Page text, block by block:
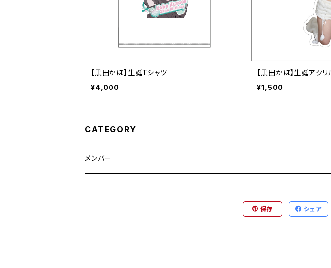
【黒田かほ】生誕Tシャツ
¥4,000
【黒田かほ】生誕アク
¥1,500
CATEGORY
メンバー
保存 シェア